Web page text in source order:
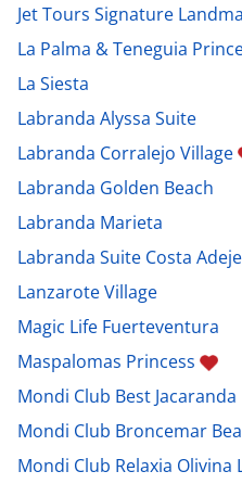
Jet Tours Signature
La Palma & Teneguia
La Siesta
Labranda Alyssa Suite
Labranda Corralejo Village
Labranda Golden Beach
Labranda Marieta
Labranda Suite Costa Adeje
Lanzarote Village
Magic Life Fuerteventura
Maspalomas Princess
Mondi Club Best Jacaranda
Mondi Club Broncemar
Mondi Club Relaxia Olivina